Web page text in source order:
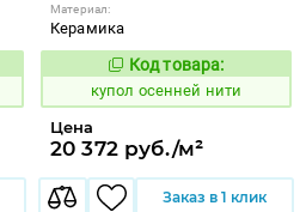
Материал:
Керамика
852185
Код товара:
купол осенней нити
Цена
20 372 руб./м²
Заказ в 1 клик